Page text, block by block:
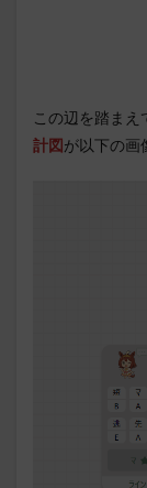
この辺を踏ま
計図が以下の画